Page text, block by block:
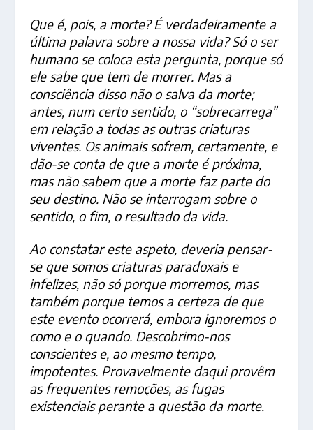
Que é, pois, a morte? É verdadeiramente a
última palavra sobre a nossa vida? Só o ser
humano se coloca esta pergunta, porque só
ele sabe que tem de morrer. Mas a
consciência disso não o salva da morte;
antes, num certo sentido, o “sobrecarrega”
em relação a todas as outras criaturas
viventes. Os animais sofrem, certamente, e
dão-se conta de que a morte é próxima,
mas não sabem que a morte faz parte do
seu destino. Não se interrogam sobre o
sentido, o fim, o resultado da vida.
Ao constatar este aspeto, deveria pensar-
se que somos criaturas paradoxais e
infelizes, não só porque morremos, mas
também porque temos a certeza de que
este evento ocorrerá, embora ignoremos o
como e o quando. Descobrimo-nos
conscientes e, ao mesmo tempo,
impotentes. Provavelmente daqui provêm
as frequentes remoções, as fugas
existenciais perante a questão da morte.